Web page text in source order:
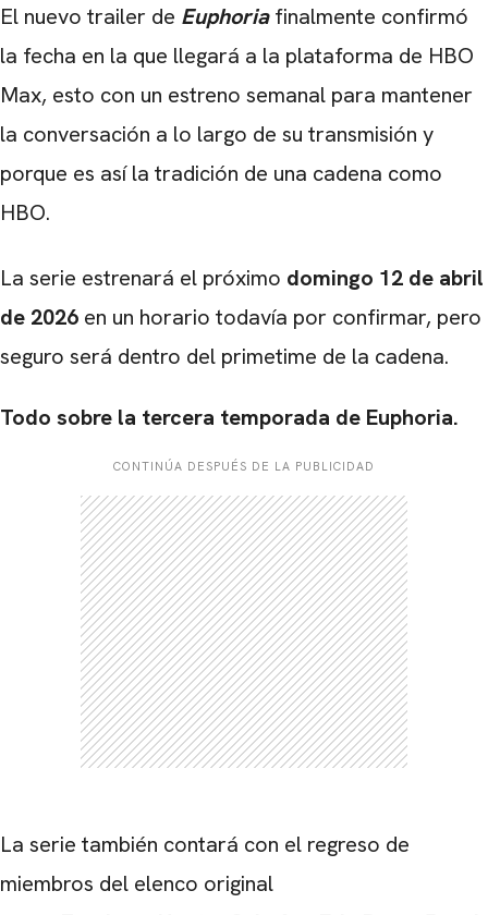
El nuevo trailer de Euphoriafinalmente confirmó
la fecha en la que llegará a la plataforma de HBO
Max, esto con un estreno semanal para mantener
la conversación a lo largo de su transmisión y
porque es así la tradición de una cadena como
HBO.
La serie estrenará el próximo domingo 12 de abril
de 2026 en un horario todavía por confirmar, pero
seguro será dentro del primetime de la cadena.
Todo sobre la tercera temporada de Euphoria.
CONTINÚA DESPUÉS DE LA PUBLICIDAD
La serie también contará con el regreso de
miembros del elenco original
CARREGANDO PUBLICIDADE